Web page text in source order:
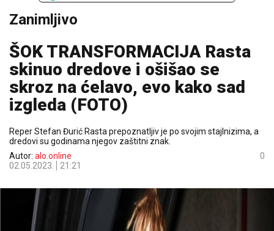
Zanimljivo
ŠOK TRANSFORMACIJA Rasta
skinuo dredove i ošišao se
skroz na ćelavo, evo kako sad
izgleda (FOTO)
Reper Stefan Đurić Rasta prepoznatljiv je po svojim stajlnizima, a
dredovi su godinama njegov zaštitni znak.
Autor: alo.online
02.05.2023.
21:21
0